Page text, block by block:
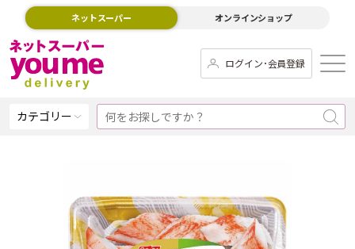
ネットスーパー オンラインショップ
ログイン･会員登録
カテゴリー